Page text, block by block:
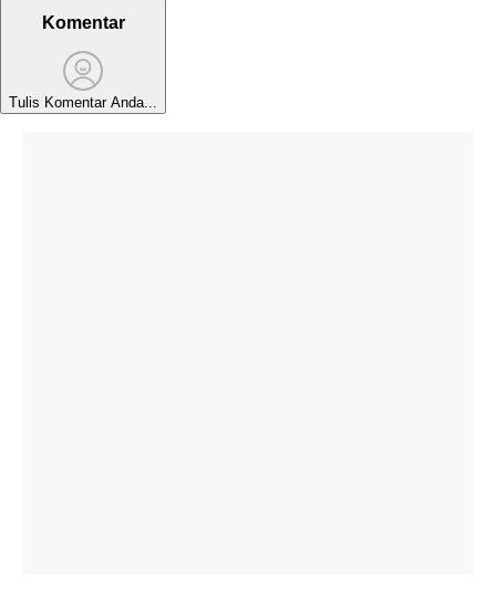
Komentar
Tulis Komentar Anda...